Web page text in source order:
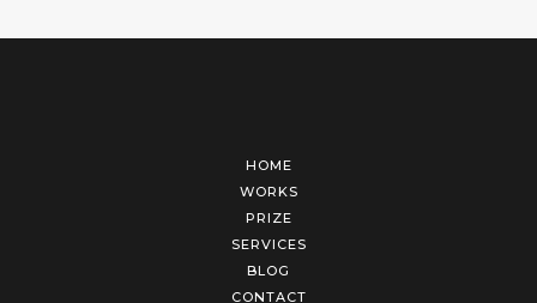
HOME
WORKS
PRIZE
SERVICES
BLOG
CONTACT